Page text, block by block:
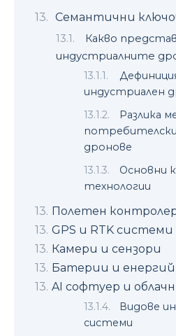
Семантични
Какво
индустриалните
индустриален
Разлика
дронове
Основни
технологии
Полетен
GPS и RTK системи
Камери и сензори
Батерии и
AI софтуер и
Видове
системи